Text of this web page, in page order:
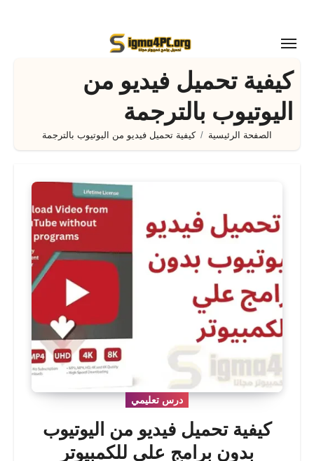
المحتوى
كيفية تحميل فيديو من
اليوتيوب بالترجمة
الصفحة الرئيسية كيفية تحميل فيديو من اليوتيوب بالترجمة
درس تعليمي
كيفية تحميل فيديو من اليوتيوب
بدون برامج علي للكمبيوتر